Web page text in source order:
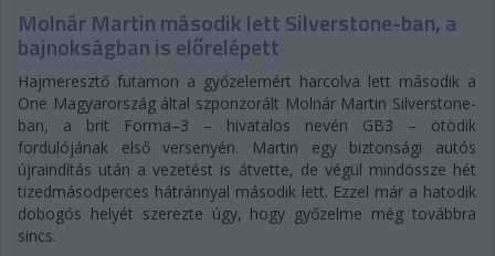
Molnár Martin második lett Silverstone-ban, a
bajnokságban is előrelépett
Hajmeresztő futamon a győzelemért harcolva lett második a
One Magyarország által szponzorált Molnár Martin Silverstone-
ban, a brit Forma–3 – hivatalos nevén GB3 – ötödik
fordulójának első versenyén. Martin egy biztonsági autós
újraindítás után a vezetést is átvette, de végül mindössze hét
tizedmásodperces hátránnyal második lett. Ezzel már a hatodik
dobogós helyét szerezte úgy, hogy győzelme még továbbra
sincs.